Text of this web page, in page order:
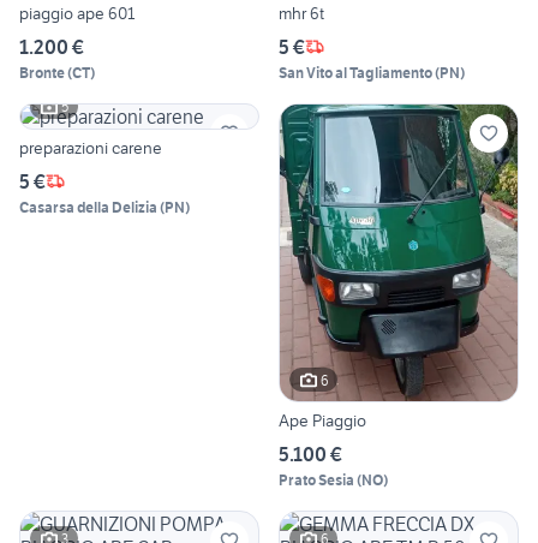
piaggio ape 601
1.200 €
Bronte(CT)
mhr 6t
5 €
San Vito al Tagliamento(PN)
5
preparazioni carene
5 €
Casarsa della Delizia (PN)
6
Ape Piaggio
5.100 €
Prato Sesia (NO)
3 6